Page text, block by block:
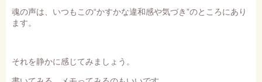
魂の声は、いつもこの“かすかな違和感や気づき”のところにあり
ます。
それを静かに感じてみましょう。